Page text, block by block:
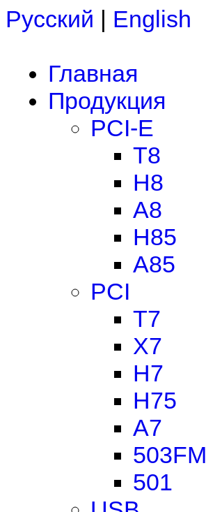
Русский | English
Главная
Продукция
PCI-E
T8
H8
A8
H85
A85
PCI
T7
X7
H7
H75
A7
503FM
501